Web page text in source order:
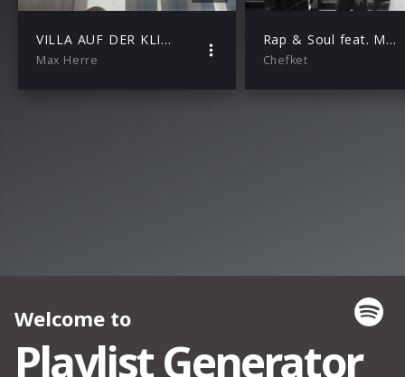
VILLA AUF DER KLIPPE
Max Herre
Rap & Soul feat. Max Herre, Xatar & Joy Denalane
Chefket